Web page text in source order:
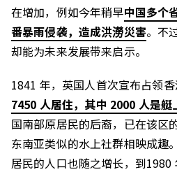
在增加，例如今年稍早中国多个
番暴雨侵袭，造成洪澇災害。不
却能为未来发展带来启示。
1841 年，英国人首次宣布占领
7450 人居住，其中 2000 人是艇
国南部原居民的后裔，已在该区
东南亚类似的水上社群相映成趣
居民的人口也随之增长，到